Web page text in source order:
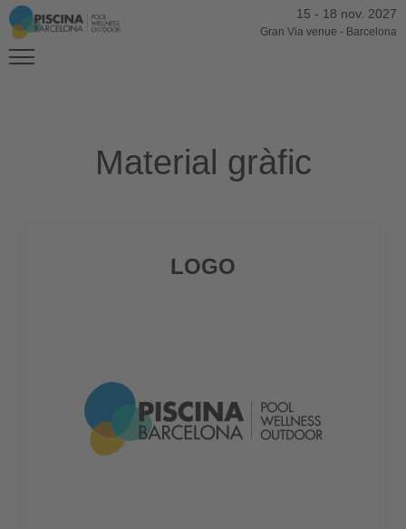
15 - 18 nov. 2027
Gran Via venue - Barcelona
Material gràfic
LOGO